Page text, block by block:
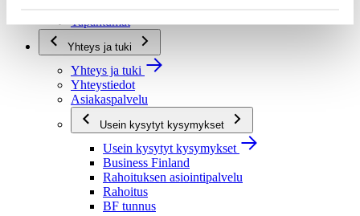
Tapahtumat
Yhteys ja tuki
Yhteys ja tuki
Yhteystiedot
Asiakaspalvelu
Usein kysytyt kysymykset
Usein kysytyt kysymykset
Business Finland
Rahoituksen asiointipalvelu
Rahoitus
BF tunnus